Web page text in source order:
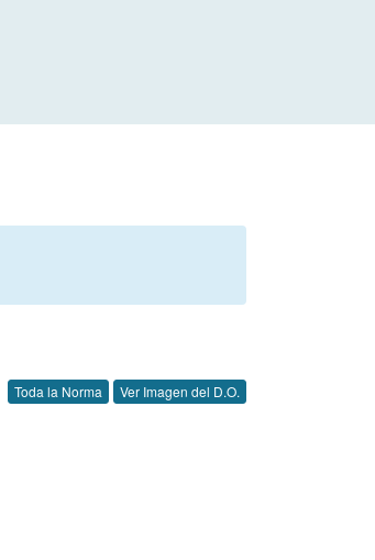
Toda la Norma Ver Imagen del D.O.